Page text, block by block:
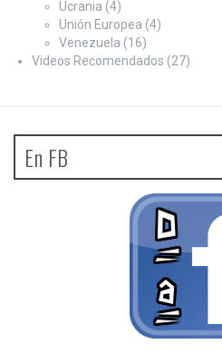
Ucrania (4)
Unión Europea (4)
Venezuela (16)
Videos Recomendados (27)
En FB